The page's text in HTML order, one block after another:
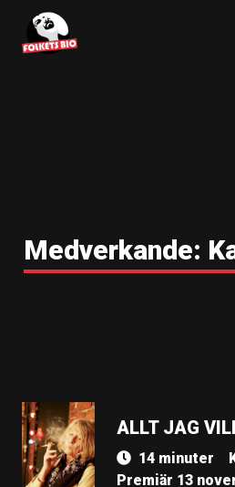
Medverkande:
ALLT JAG
14 minuter
Premiär 13